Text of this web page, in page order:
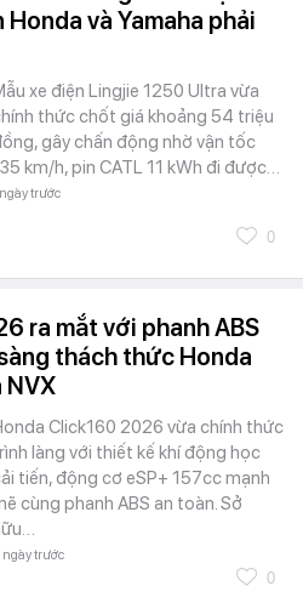
và Yamaha phải
xe điện Lingjie 1250 Ultra vừa
thức chốt giá khoảng 54 triệu
gây chấn động nhờ vận tốc
km/h, pin CATL 11 kWh đi được…
trước
0
ra mắt với phanh ABS
thách thức Honda
NVX
Click160 2026 vừa chính thức
làng với thiết kế khí động học
tiến, động cơ eSP+ 157cc mạnh
cùng phanh ABS an toàn. Sở
ngày trước
0